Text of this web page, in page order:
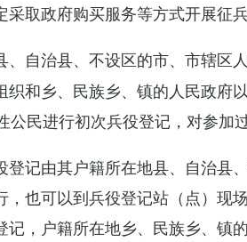
取政府购买服务等方式开展征兵
、自治县、不设区的市、市辖区
织和乡、民族乡、镇的人民政府
公民进行初次兵役登记，对参加
登记由其户籍所在地县、自治县
，也可以到兵役登记站（点）现
，户籍所在地乡、民族乡、镇